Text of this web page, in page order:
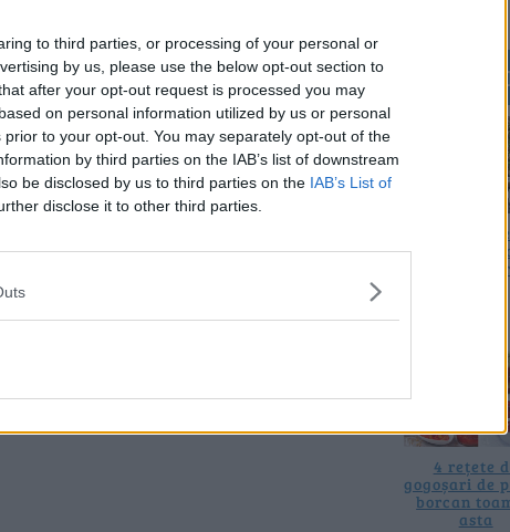
to third parties, or processing of your personal or
by us, please use the below opt-out section to
after your opt-out request is processed you may
on personal information utilized by us or personal
to your opt-out. You may separately opt-out of the
by third parties on the IAB’s list of downstream
be disclosed by us to third parties on the IAB’s List of
disclose it to other third parties.
20 de
salate de
fără
4 rețete
gogoșari de
borcan
asta